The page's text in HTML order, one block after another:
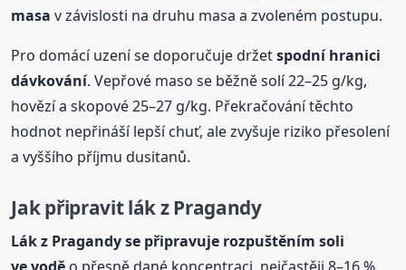
masa v závislosti na druhu masa a zvoleném postupu.
Pro domácí uzení se doporučuje držetspodní hranici
dávkování. Vepřové maso se běžně solí 22–25 g/kg,
hovězí a skopové 25–27 g/kg. Překračování těchto
hodnot nepřináší lepší chuť, ale zvyšuje riziko přesolení
a vyššího příjmu dusitanů.
Jak připravit lák z Pragandy
Lák z Pragandy se připravuje rozpuštěním soli